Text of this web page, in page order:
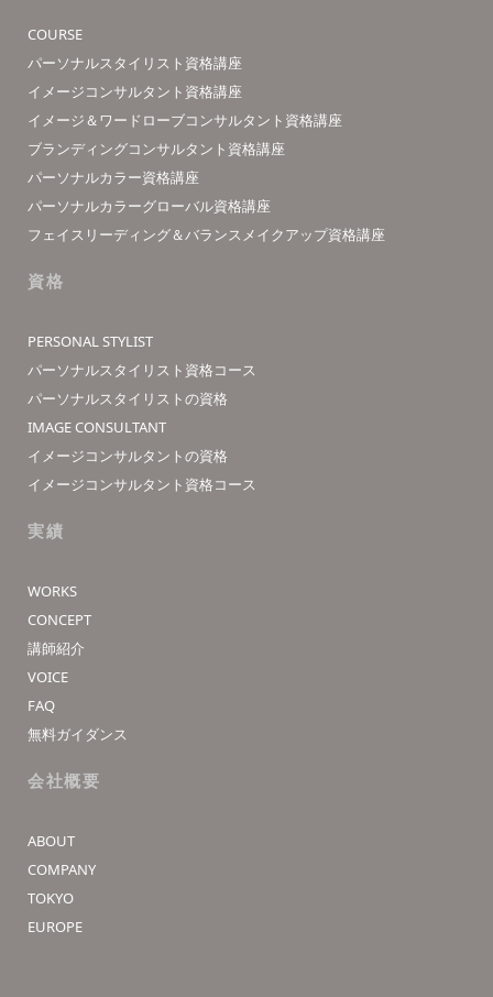
COURSE
パーソナルスタイリスト資格講座
イメージコンサルタント資格講座
イメージ＆ワードローブコンサルタント資格講座
ブランディングコンサルタント資格講座
パーソナルカラー資格講座
パーソナルカラーグローバル資格講座
フェイスリーディング＆バランスメイクアップ資格講座
資格
PERSONAL STYLIST
パーソナルスタイリスト資格コース
パーソナルスタイリストの資格
IMAGE CONSULTANT
イメージコンサルタントの資格
イメージコンサルタント資格コース
実績
WORKS
CONCEPT
講師紹介
VOICE
FAQ
無料ガイダンス
会社概要
ABOUT
COMPANY
TOKYO
EUROPE